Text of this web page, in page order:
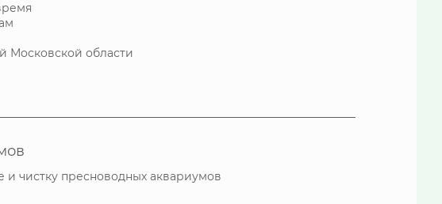
Московской области
чистку пресноводных аквариумов